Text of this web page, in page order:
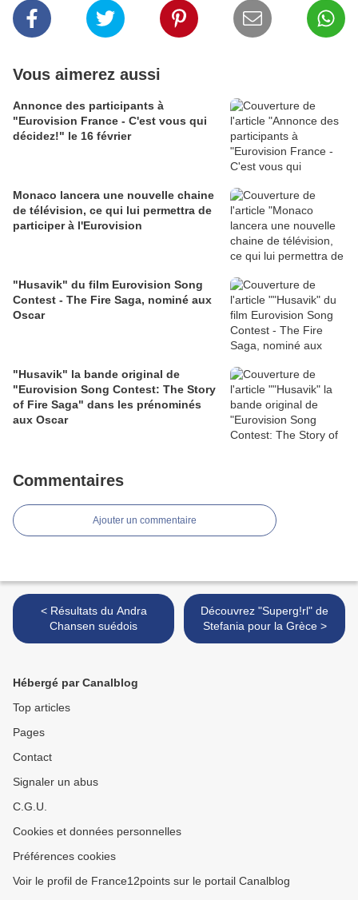
Vous aimerez aussi
Annonce des participants à
"Eurovision France - C'est vous qui
décidez!" le 16 février
Monaco lancera une nouvelle chaine
de télévision, ce qui lui permettra de
participer à l'Eurovision
"Husavik" du film Eurovision Song
Contest - The Fire Saga, nominé aux
Oscar
"Husavik" la bande original de
"Eurovision Song Contest: The Story
of Fire Saga" dans les prénominés
aux Oscar
Commentaires
Ajouter un commentaire
< Résultats du Andra
Chansen suédois
Découvrez "Superg!rl" de
Stefania pour la Grèce >
Hébergé par Canalblog
Top articles
Pages
Contact
Signaler un abus
C.G.U.
Cookies et données personnelles
Préférences cookies
Voir le profil de France12points sur le portail Canalblog